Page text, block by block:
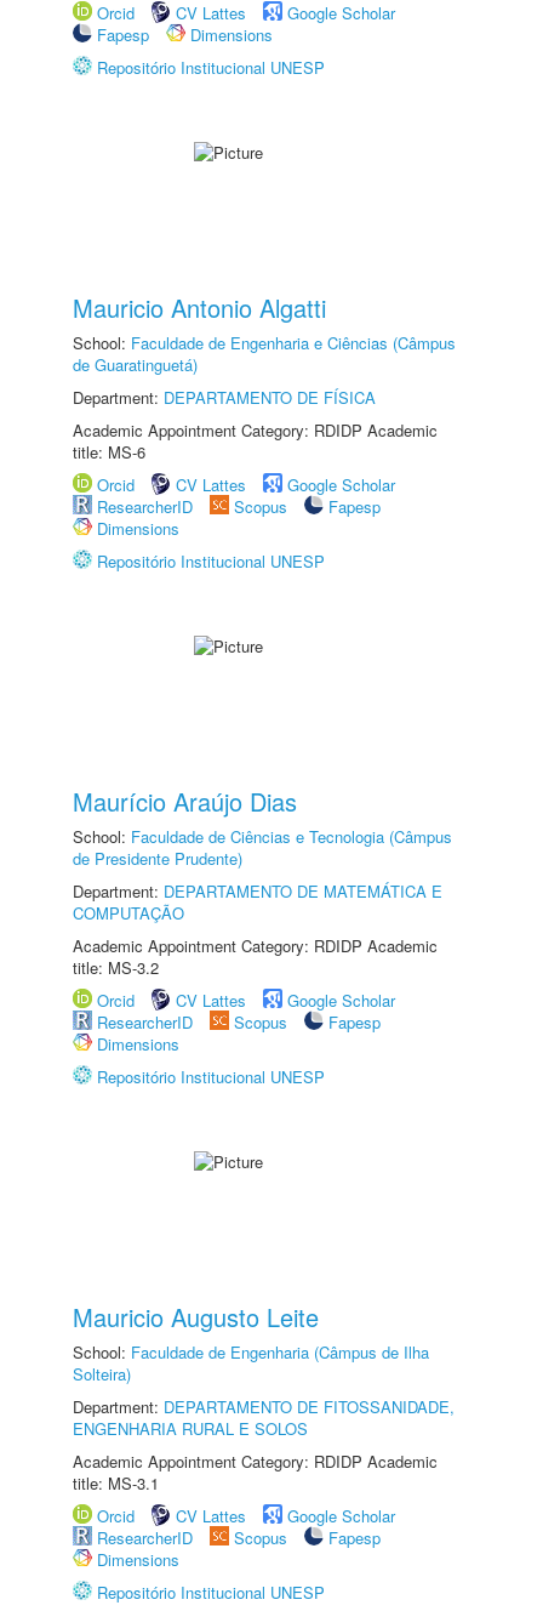
Orcid
CV Lattes
Google Scholar
Fapesp
Dimensions
Repositório Institucional UNESP
Mauricio Antonio Algatti
School: Faculdade de Engenharia e Ciências (Câmpus
de Guaratinguetá)
Department: DEPARTAMENTO DE FÍSICA
Academic Appointment Category: RDIDP Academic
title: MS-6
Orcid
CV Lattes
Google Scholar
ResearcherID
Scopus
Fapesp
Dimensions
Repositório Institucional UNESP
Maurício Araújo Dias
School: Faculdade de Ciências e Tecnologia (Câmpus
de Presidente Prudente)
Department: DEPARTAMENTO DE MATEMÁTICA E
COMPUTAÇÃO
Academic Appointment Category: RDIDP Academic
title: MS-3.2
Orcid
CV Lattes
Google Scholar
ResearcherID
Scopus
Fapesp
Dimensions
Repositório Institucional UNESP
Mauricio Augusto Leite
School: Faculdade de Engenharia (Câmpus de Ilha
Solteira)
Department: DEPARTAMENTO DE FITOSSANIDADE,
ENGENHARIA RURAL E SOLOS
Academic Appointment Category: RDIDP Academic
title: MS-3.1
Orcid
CV Lattes
Google Scholar
ResearcherID
Scopus
Fapesp
Dimensions
Repositório Institucional UNESP